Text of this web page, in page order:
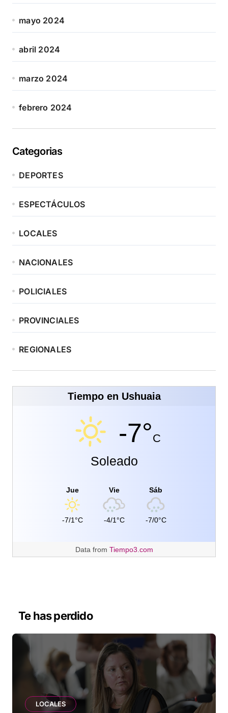
mayo 2024
abril 2024
marzo 2024
febrero 2024
Categorias
DEPORTES
ESPECTÁCULOS
LOCALES
NACIONALES
POLICIALES
PROVINCIALES
REGIONALES
Tiempo en Ushuaia
-7°C
Soleado
Jue
-7/1°C
Vie
-4/1°C
Sáb
-7/0°C
Data from Tiempo3.com
Te has perdido
LOCALES